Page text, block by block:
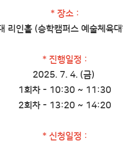
* 장소 :
리인홀 (승학캠퍼스 예술체육
* 진행일정 :
2025. 7. 4. (금)
1회차 - 10:30 ~ 11:30
2회차 - 13:20 ~ 14:20
* 신청일정 :